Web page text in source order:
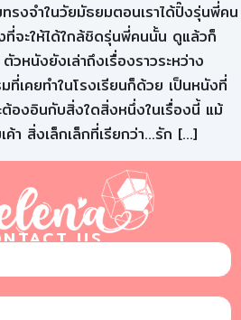
ทรงจำในวัยมัธยมตอนเราได้ปิ๊งรุ่นพี่คน
ที่จะให้ได้ใกล้ชิดรุ่นพี่คนนั้น ดูแล้วก็
หนังยังเล่าถึงเรื่องราวระหว่าง
เคยทำในโรงเรียนก็ด้วย เป็นหนังที่
ต้องอินกับสิ่งใดสิ่งหนึ่งในเรื่องนี้ แม้
ค้า สิ่งเล็กเล็กที่เรียกว่า…รัก […]
US